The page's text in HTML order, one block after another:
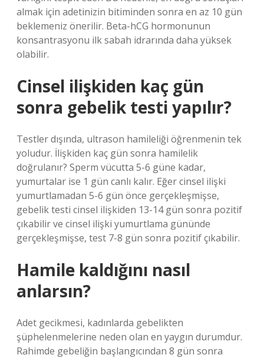
almak için adetinizin bitiminden sonra en az 10 gün
beklemeniz önerilir. Beta-hCG hormonunun
konsantrasyonu ilk sabah idrarında daha yüksek
olabilir.
Cinsel ilişkiden kaç gün
sonra gebelik testi yapılır?
Testler dışında, ultrason hamileliği öğrenmenin tek
yoludur. İlişkiden kaç gün sonra hamilelik
doğrulanır? Sperm vücutta 5-6 güne kadar,
yumurtalar ise 1 gün canlı kalır. Eğer cinsel ilişki
yumurtlamadan 5-6 gün önce gerçekleşmişse,
gebelik testi cinsel ilişkiden 13-14 gün sonra pozitif
çıkabilir ve cinsel ilişki yumurtlama gününde
gerçekleşmişse, test 7-8 gün sonra pozitif çıkabilir.
Hamile kaldığını nasıl
anlarsın?
Adet gecikmesi, kadınlarda gebelikten
şüphelenmelerine neden olan en yaygın durumdur.
Rahimde gebeliğin başlangıcından 8 gün sonra